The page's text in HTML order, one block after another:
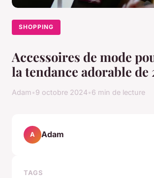
SHOPPING
Accessoires de mode
la tendance adorable de
Adam•9 octobre 2024•6 min de lecture
A Adam
TAGS